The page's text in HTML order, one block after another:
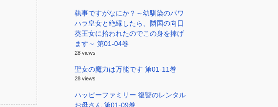
執事ですがなにか？～幼馴染のパワ
ハラ皇女と絶縁したら、隣国の向日
葵王女に拾われたのでこの身を捧げ
ます～ 第01-04巻
28 views
聖女の魔力は万能です 第01-11巻
28 views
ハッピーファミリー 復讐のレンタル
お母さん 第01-09巻